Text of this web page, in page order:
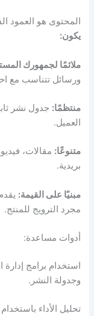
المحتوى هو العمود
يكون:
ملائمًا لجمهورك
ورسائل تتناسب مع
منتظمًا: جدول نشر
العميل.
متنوعًا: مقالات،
بريدية.
مبنيًا على القيمة:
مجرد الترويج للمنتج.
أدوات مساعدة:
وجدولة النشر.